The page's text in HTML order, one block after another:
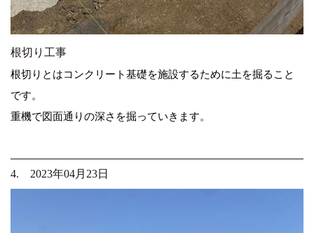
根切り工事
根切りとはコンクリート基礎を施設するために土を掘ること
です。
重機で図面通りの深さを掘っていきます。
4. 2023年04月23日